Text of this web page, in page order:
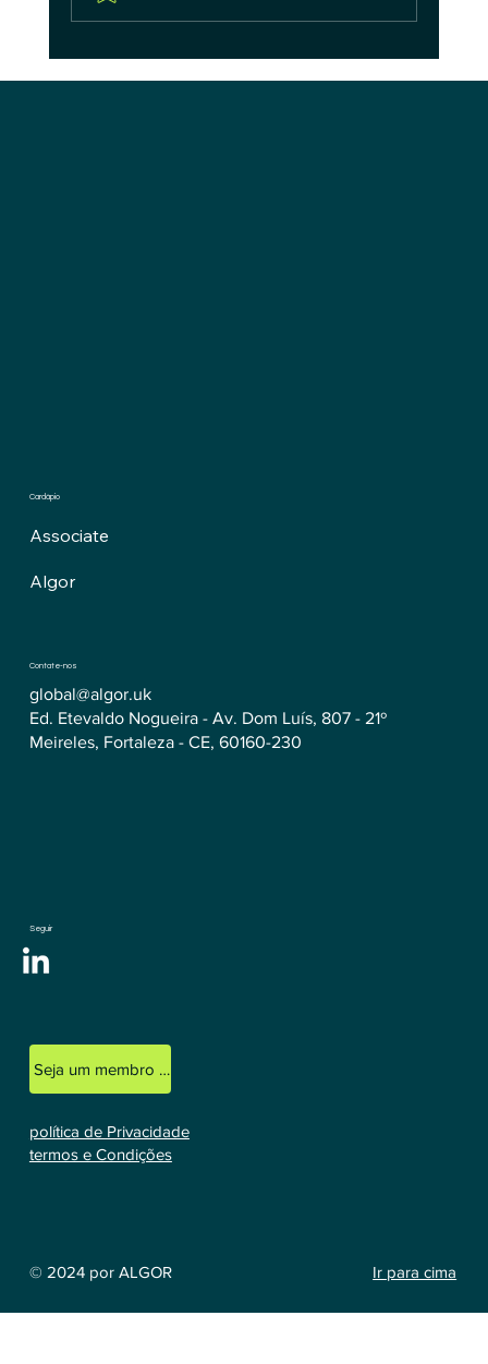
Cardápio
Associate
Algor
Contate-nos
global@algor.uk
Ed. Etevaldo Nogueira - Av. Dom Luís, 807 - 21º
Meireles, Fortaleza - CE, 60160-230
Seguir
Seja um membro licenciado
política de Privacidade
termos e Condições
© 2024 por ALGOR Ir para cima